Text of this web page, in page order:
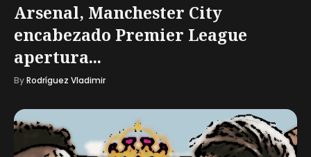
Arsenal, Manchester City
encabezado Premier League
apertura...
ByRodríguez Vladimir